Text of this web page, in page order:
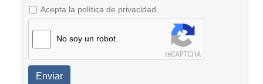
Acepta la política de privacidad
No soy un robot
Enviar